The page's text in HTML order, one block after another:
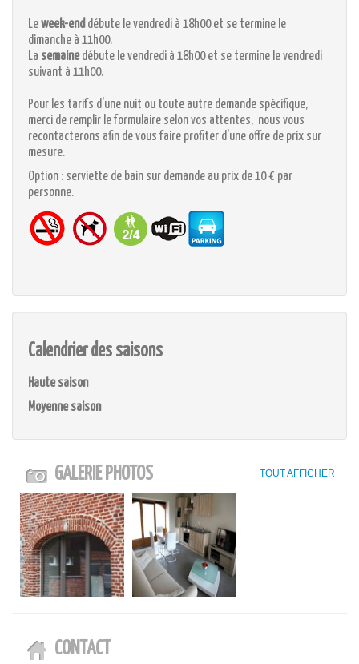
Leweek-end débute le vendredi à 18h00 et se termine le
dimanche à 11h00.
La semainedébute le vendredi à 18h00 et se termine le vendredi
suivant à 11h00.
Pour les tarifs d'une nuit ou toute autre demande spécifique,
merci de remplir le formulaire selon vos attentes, nous vous
recontacterons afin de vous faire profiter d'une offre de prix sur
mesure.
Option : serviette de bain sur demande au prix de 10 € par
personne.
Calendrier des saisons
Haute saison
Moyenne saison
GALERIE PHOTOS TOUT AFFICHER
CONTACT